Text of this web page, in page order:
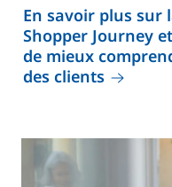
En savoir plus sur
Shopper Journey
de mieux
des clients